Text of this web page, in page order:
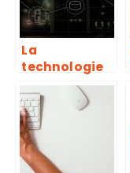
La
technologie
Cloud : une
innovation
intéressante
pour les PME